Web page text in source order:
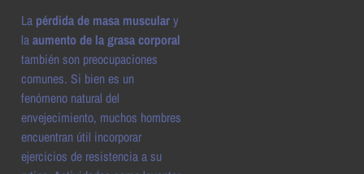
La pérdida de masa musculary
laaumento de la grasa corporal
también son preocupaciones
comunes. Si bien es un
fenómeno natural del
envejecimiento, muchos hombres
encuentran útil incorporar
ejercicios de resistencia a su